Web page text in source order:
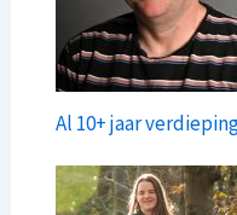
Al 10+ jaar